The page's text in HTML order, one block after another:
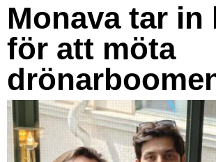
Monava tar in
för att möta